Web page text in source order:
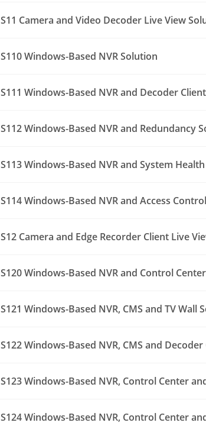
S11 Camera and Video Decoder Live View
S110 Windows-Based NVR Solution
S111 Windows-Based NVR and Decoder
S112 Windows-Based NVR and Redundancy
S113 Windows-Based NVR and System
S114 Windows-Based NVR and Access
S12 Camera and Edge Recorder Client Live
S120 Windows-Based NVR and Control
S121 Windows-Based NVR, CMS and TV Wall
S122 Windows-Based NVR, CMS and
S123 Windows-Based NVR, Control Center
S124 Windows-Based NVR, Control Center